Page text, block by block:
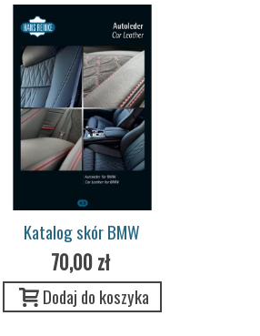
Katalog skór BMW
70,00 zł
Dodaj do koszyka